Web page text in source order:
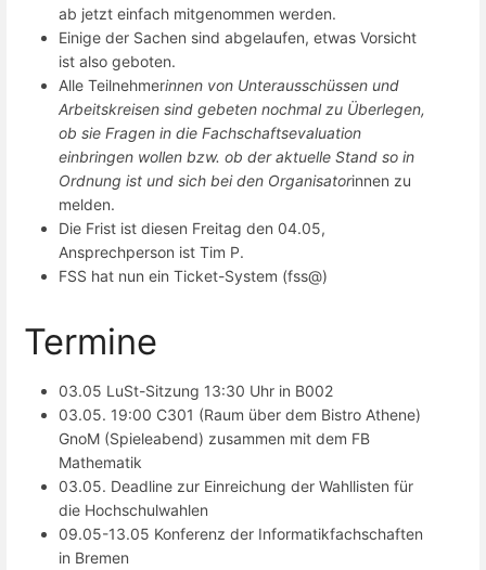
ab jetzt einfach mitgenommen werden.
Einige der Sachen sind abgelaufen, etwas Vorsicht
ist also geboten.
Alle Teilnehmerinnen von Unterausschüssen und
Arbeitskreisen sind gebeten nochmal zu Überlegen,
ob sie Fragen in die Fachschaftsevaluation
einbringen wollen bzw. ob der aktuelle Stand so in
Ordnung ist und sich bei den Organisatorinnen zu
melden.
Die Frist ist diesen Freitag den 04.05,
Ansprechperson ist Tim P.
FSS hat nun ein Ticket-System (fss@)
Termine
03.05 LuSt-Sitzung 13:30 Uhr in B002
03.05. 19:00 C301 (Raum über dem Bistro Athene)
GnoM (Spieleabend) zusammen mit dem FB
Mathematik
03.05. Deadline zur Einreichung der Wahllisten für
die Hochschulwahlen
09.05-13.05 Konferenz der Informatikfachschaften
in Bremen